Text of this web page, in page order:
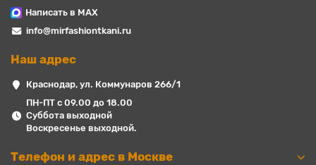
Написать в MAX
info@mirfashiontkani.ru
Наш адрес
Краснодар, ул. Коммунаров 266/1
ПН-ПТ с 09.00 до 18.00
Суббота выходной
Воскресенье выходной.
Телефон и адрес в Москве